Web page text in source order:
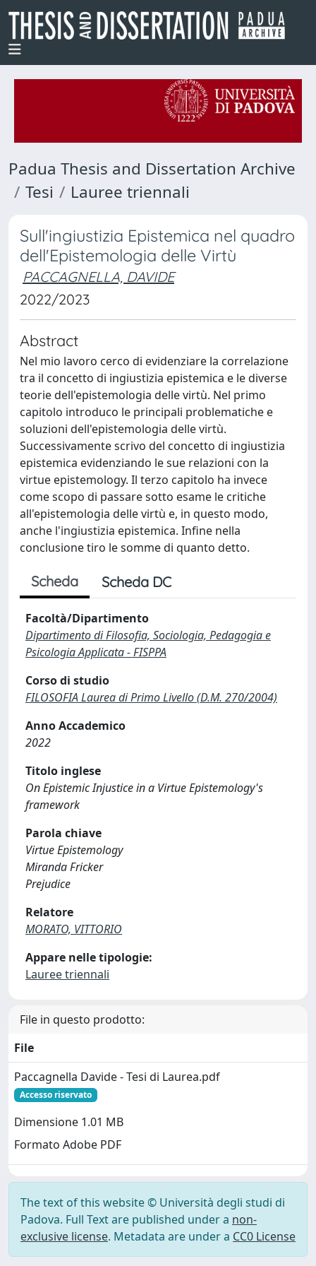
Padua Thesis and Dissertation Archive
Tesi
Lauree triennali
Sull'ingiustizia Epistemica nel quadro
dell'Epistemologia delle Virtù
PACCAGNELLA, DAVIDE
2022/2023
Abstract
Nel mio lavoro cerco di evidenziare la correlazione
tra il concetto di ingiustizia epistemica e le diverse
teorie dell'epistemologia delle virtù. Nel primo
capitolo introduco le principali problematiche e
soluzioni dell'epistemologia delle virtù.
Successivamente scrivo del concetto di ingiustizia
epistemica evidenziando le sue relazioni con la
virtue epistemology. Il terzo capitolo ha invece
come scopo di passare sotto esame le critiche
all'epistemologia delle virtù e, in questo modo,
anche l'ingiustizia epistemica. Infine nella
conclusione tiro le somme di quanto detto.
Scheda Scheda DC
Facoltà/Dipartimento
Dipartimento di Filosofia, Sociologia, Pedagogia e
Psicologia Applicata - FISPPA
Corso di studio
FILOSOFIA Laurea di Primo Livello (D.M. 270/2004)
Anno Accademico
2022
Titolo inglese
On Epistemic Injustice in a Virtue Epistemology's
framework
Parola chiave
Virtue Epistemology
Miranda Fricker
Prejudice
Relatore
MORATO, VITTORIO
Appare nelle tipologie:
Lauree triennali
File in questo prodotto:
File
Paccagnella Davide - Tesi di Laurea.pdf
Accesso riservato
Dimensione 1.01 MB
Formato Adobe PDF
The text of this website © Università degli studi di
Padova. Full Text are published under a non-
exclusive license. Metadata are under a CC0 License